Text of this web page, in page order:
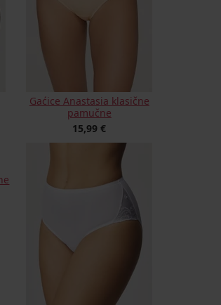
Gaćice Anastasia klasične
pamučne
15,99 €